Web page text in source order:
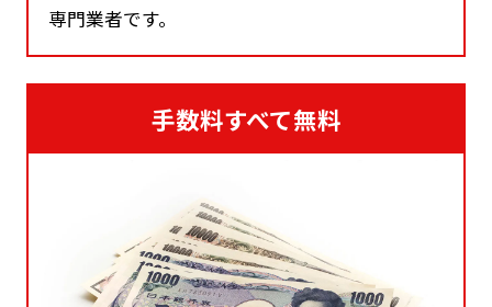
専門業者です。
手数料すべて無料